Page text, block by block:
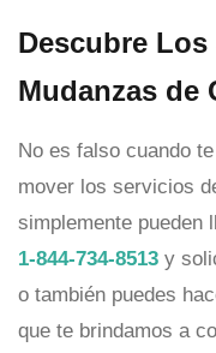
Descubre
Mudanzas de
No es falso cuando
mover los servicios
simplemente pueden
1-844-734-8513 y
o también puedes
que te brindamos a